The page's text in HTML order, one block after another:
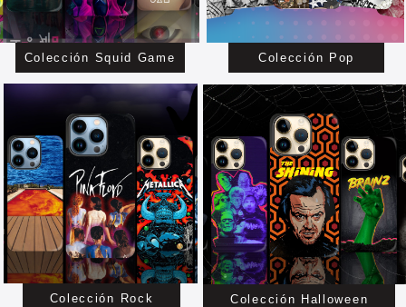
Colección Squid Game Colección Pop
Colección Rock Colección Halloween